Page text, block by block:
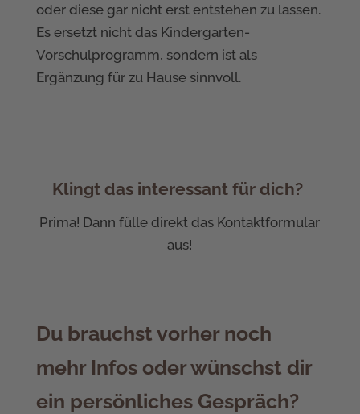
oder diese gar nicht erst entstehen zu lassen.
Es ersetzt nicht das Kindergarten-
Vorschulprogramm, sondern ist als
Ergänzung für zu Hause sinnvoll.
Klingt das interessant für dich?
Prima! Dann fülle direkt das Kontaktformular
aus!
Du brauchst vorher noch
mehr Infos oder wünschst dir
ein persönliches Gespräch?